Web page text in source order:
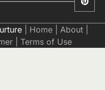
Home About
| Terms of Use